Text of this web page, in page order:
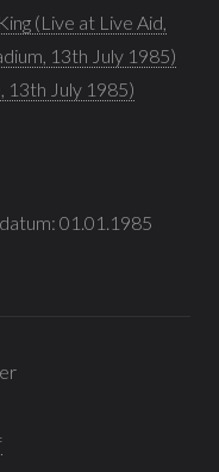
(Live at Live Aid,
13th July 1985)
13th July 1985)
01.01.1985